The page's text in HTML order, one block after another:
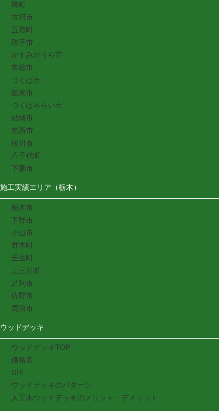
境町
古河市
五霞町
取手市
かすみがうら市
常総市
つくば市
坂東市
つくばみらい市
結城市
筑西市
桜川市
八千代町
下妻市
施工実績エリア（栃木）
栃木市
下野市
小山市
野木町
壬生町
上三川町
足利市
佐野市
鹿沼市
ウッドデッキ
ウッドデッキTOP
価格表
DIY
ウッドデッキのパターン
人工木ウッドデッキのメリット・デメリット